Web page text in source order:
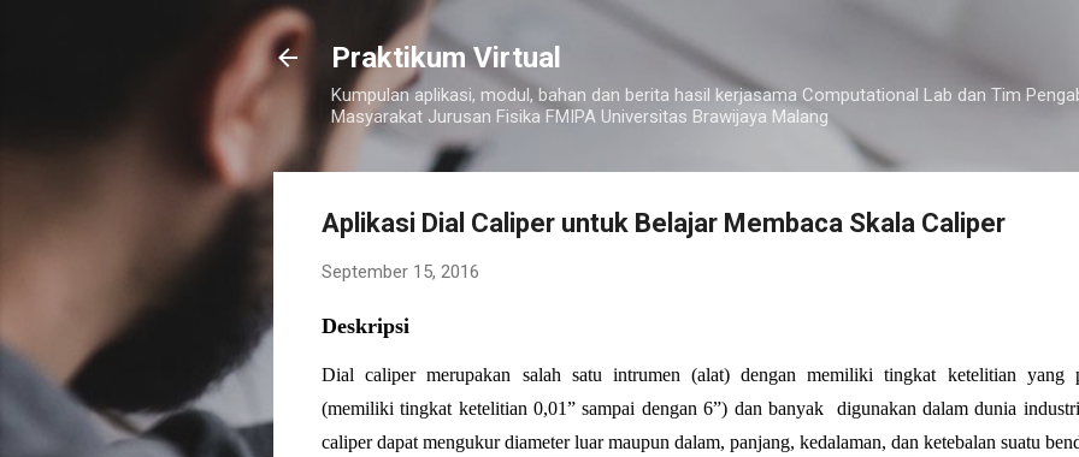
Praktikum Virtual
Kumpulan aplikasi, modul, bahan dan berita hasil kerjasama Computational Lab dan Tim
Masyarakat Jurusan Fisika FMIPA Universitas Brawijaya Malang
Aplikasi Dial Caliper untuk Belajar Membaca Skala Caliper
September 15, 2016
Deskripsi
Dial caliper merupakan salah satu intrumen (alat) dengan memiliki tingkat ketelitian yang
(memiliki tingkat ketelitian 0,01” sampai dengan 6”) dan banyak  digunakan dalam dunia
caliper dapat mengukur diameter luar maupun dalam, panjang, kedalaman, dan ketebalan suatu